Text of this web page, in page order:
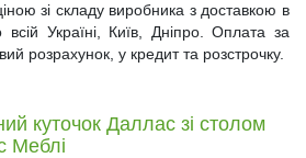
зі складу виробника з доставкою в
всій Україні, Київ, Дніпро. Оплата за
розрахунок, у кредит та розстрочку.
куточок Даллас зі столом
Меблі